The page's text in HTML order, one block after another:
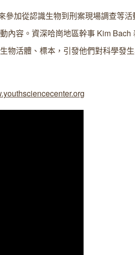
加從認識生物到刑案現場調查等
內容。資深哈崗地區幹事 Kim
物活體、標本，引發他們對科學發